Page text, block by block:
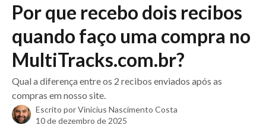
Por que recebo dois recibos
quando faço uma compra no
MultiTracks.com.br?
Qual a diferença entre os 2 recibos enviados após as
compras em nosso site.
Escrito porVinicius Nascimento Costa
10 de dezembro de 2025